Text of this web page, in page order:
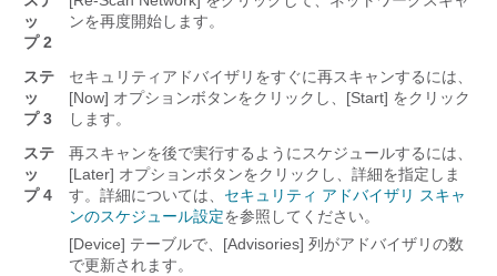
ッ
プ 2
ンを再度開始します。
ステ
ッ
プ 3
セキュリティアドバイザリをすぐに再スキャンするには、
[Now] オプションボタンをクリックし、[Start] をクリック
します。
ステ
ッ
プ 4
再スキャンを後で実行するようにスケジュールするには、
[Later] オプションボタンをクリックし、詳細を指定しま
す。 詳細については、 セキュリティ アドバイザリ スキャ
ンのスケジュール設定を参照してください。
[Device] テーブルで、[Advisories] 列がアドバイザリの数
で更新されます。